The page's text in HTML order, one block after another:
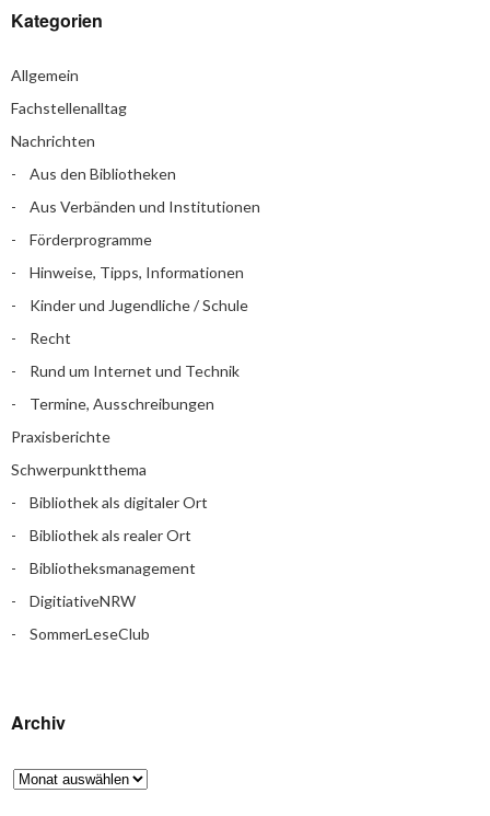
Kategorien
Allgemein
Fachstellenalltag
Nachrichten
Aus den Bibliotheken
Aus Verbänden und Institutionen
Förderprogramme
Hinweise, Tipps, Informationen
Kinder und Jugendliche / Schule
Recht
Rund um Internet und Technik
Termine, Ausschreibungen
Praxisberichte
Schwerpunktthema
Bibliothek als digitaler Ort
Bibliothek als realer Ort
Bibliotheksmanagement
DigitiativeNRW
SommerLeseClub
Archiv